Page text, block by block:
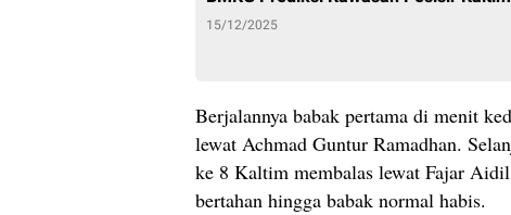
15/12/2025
Berjalannya babak pertama di menit
lewat Achmad Guntur Ramadhan.
ke 8 Kaltim membalas lewat Fajar
bertahan hingga babak normal habis.